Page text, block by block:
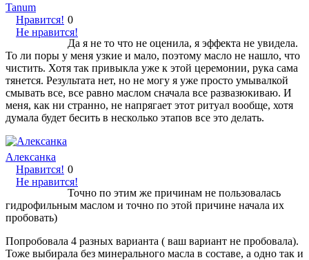
Tanum
Нравится!
Не нравится!
0
Да я не то что не оценила, я эффекта не увидела.
То ли поры у меня узкие и мало, поэтому масло не нашло, что
чистить. Хотя так привыкла уже к этой церемонии, рука сама
тянется. Результата нет, но не могу я уже просто умывалкой
смывать все, все равно маслом сначала все развазюкиваю. И
меня, как ни странно, не напрягает этот ритуал вообще, хотя
думала будет бесить в несколько этапов все это делать.
Алексанка
Нравится!
Не нравится!
0
Точно по этим же причинам не пользовалась
гидрофильным маслом и точно по этой причине начала их
пробовать)
Попробовала 4 разных варианта ( ваш вариант не пробовала).
Тоже выбирала без минерального масла в составе, а одно так и